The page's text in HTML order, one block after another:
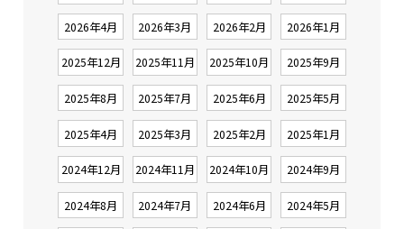
2026年4月 2026年3月 2026年2月 2026年1月
2025年12月 2025年11月 2025年10月 2025年9月
2025年8月 2025年7月 2025年6月 2025年5月
2025年4月 2025年3月 2025年2月 2025年1月
2024年12月 2024年11月 2024年10月 2024年9月
2024年8月 2024年7月 2024年6月 2024年5月